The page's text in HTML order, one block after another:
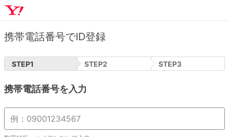
携帯電話番号でID登録
STEP1 STEP2 STEP3
携帯電話番号を入力